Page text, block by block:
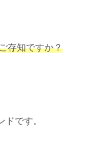
存知ですか？
です。